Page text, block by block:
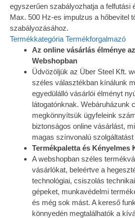
egyszerűen szabályozhatja a felfutási
Max. 500 Hz-es impulzus a hőbevitel
szabályozásához.
Termékkategória Termékforgalmazó
Az online vásárlás élménye
Webshopban
Üdvözöljük az Über Steel Kft.
széles választékban kínálunk
egyedülálló vásárlói élményt
látogatónknak. Webáruházunk
megkönnyítsük ügyfeleink
biztonságos online vásárlást,
magas színvonalú
Termékpaletta és Kényelmes
A webshopban széles
vásárlókat, beleértve a
technológiai, csiszolás
gépeket, munkavédelmi
és még sok mást. A kereső
könnyedén megtalálhatók a